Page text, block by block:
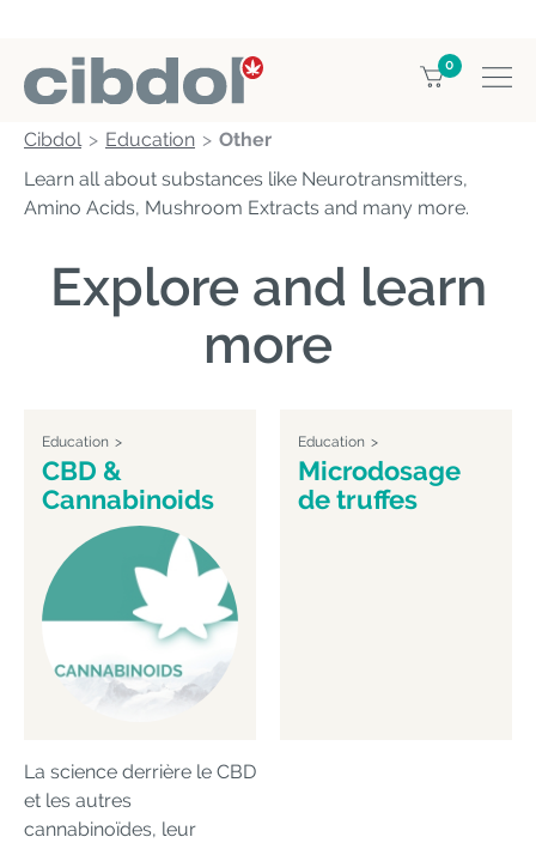
0
Cibdol Education
Other
Learn all about substances like Neurotransmitters,
Amino Acids, Mushroom Extracts and many more.
Explore and learn
more
Education
CBD &
Cannabinoids
La science derrière le CBD
et les autres
cannabinoïdes, leur
Education
Microdosage
de truffes